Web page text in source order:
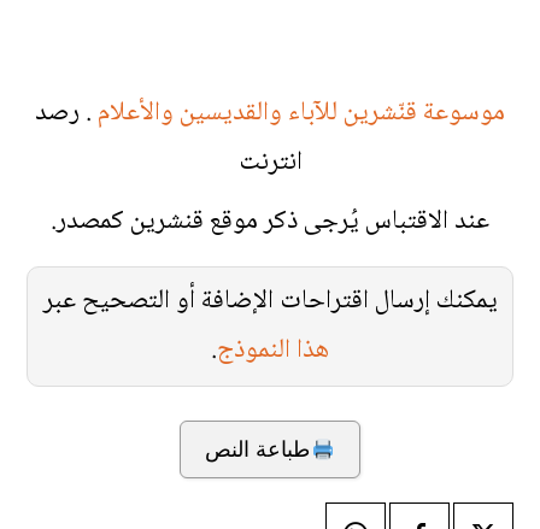
موسوعة قنّشرين للآباء والقديسين والأعلام. رصد
انترنت
عند الاقتباس يُرجى ذكر موقع قنشرين كمصدر.
يمكنك إرسال اقتراحات الإضافة أو التصحيح عبر
هذا النموذج.
طباعة النص